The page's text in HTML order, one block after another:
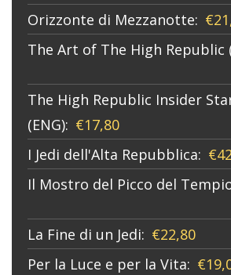
Orizzonte di Mezzanotte:
The Art of The High Republic
The High Republic Insider
(ENG): €17,80
I Jedi dell'Alta Repubblica:
Il Mostro del Picco del
La Fine di un Jedi: €22,80
Per la Luce e per la Vita: